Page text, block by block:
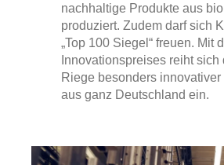
nachhaltige Produkte aus
produziert. Zudem darf sich
„Top 100 Siegel“ freuen. Mit
Innovationspreises reiht
Riege besonders
aus ganz Deutschland ein.